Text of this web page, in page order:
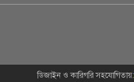
ডিজাইন ও কারিগরি সহযোগিতায়: